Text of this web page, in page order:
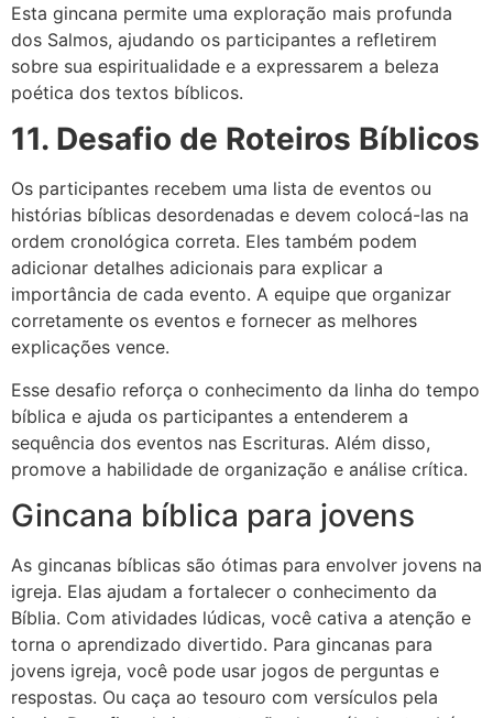
Esta gincana permite uma exploração mais profunda
dos Salmos, ajudando os participantes a refletirem
sobre sua espiritualidade e a expressarem a beleza
poética dos textos bíblicos.
11. Desafio de Roteiros Bíblicos
Os participantes recebem uma lista de eventos ou
histórias bíblicas desordenadas e devem colocá-las na
ordem cronológica correta. Eles também podem
adicionar detalhes adicionais para explicar a
importância de cada evento. A equipe que organizar
corretamente os eventos e fornecer as melhores
explicações vence.
Esse desafio reforça o conhecimento da linha do tempo
bíblica e ajuda os participantes a entenderem a
sequência dos eventos nas Escrituras. Além disso,
promove a habilidade de organização e análise crítica.
Gincana bíblica para jovens
As gincanas bíblicas são ótimas para envolver jovens na
igreja. Elas ajudam a fortalecer o conhecimento da
Bíblia. Com atividades lúdicas, você cativa a atenção e
torna o aprendizado divertido. Para gincanas para
jovens igreja, você pode usar jogos de perguntas e
respostas. Ou caça ao tesouro com versículos pela